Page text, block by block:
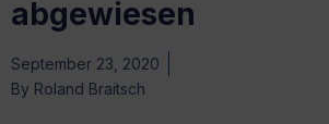
abgewiesen
September 23, 2020
By Roland Braitsch